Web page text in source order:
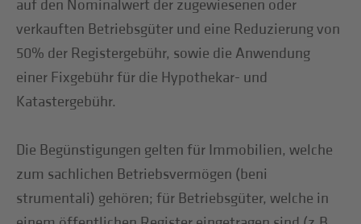
auf den Nominalwert der zugewiesenen oder
verkauften Betriebsgüter und eine Reduzierung von
50% der Registergebühr, sowie die Anwendung
einer Fixgebühr für die Hypothekar- und
Katastergebühr.
Die Begünstigungen gelten für Immobilien, welche
zum sachlichen Betriebsvermögen (beni
strumentali) gehören; für Betriebsgüter, welche in